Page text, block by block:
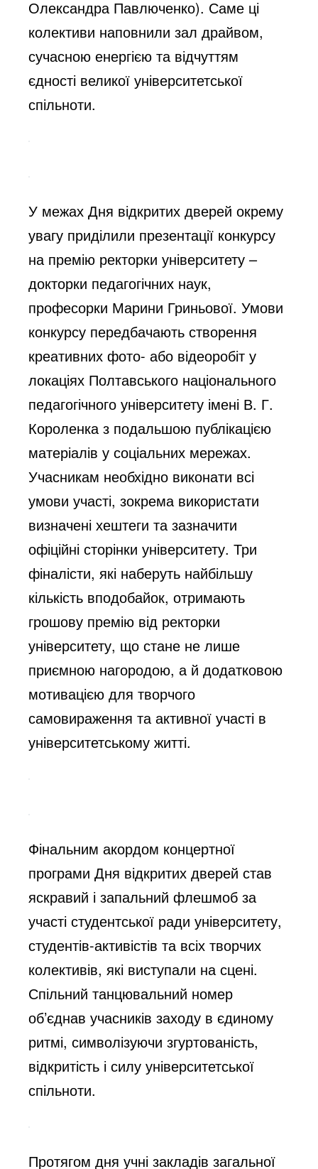
Олександра Павлюченко). Саме ці
колективи наповнили зал драйвом,
сучасною енергією та відчуттям
єдності великої університетської
спільноти.
У межах Дня відкритих дверей окрему
увагу приділили презентації конкурсу
на премію ректорки університету –
докторки педагогічних наук,
професорки Марини Гриньової. Умови
конкурсу передбачають створення
креативних фото- або відеоробіт у
локаціях Полтавського національного
педагогічного університету імені В. Г.
Короленка з подальшою публікацією
матеріалів у соціальних мережах.
Учасникам необхідно виконати всі
умови участі, зокрема використати
визначені хештеги та зазначити
офіційні сторінки університету. Три
фіналісти, які наберуть найбільшу
кількість вподобайок, отримають
грошову премію від ректорки
університету, що стане не лише
приємною нагородою, а й додатковою
мотивацією для творчого
самовираження та активної участі в
університетському житті.
Фінальним акордом концертної
програми Дня відкритих дверей став
яскравий і запальний флешмоб за
участі студентської ради університету,
студентів-активістів та всіх творчих
колективів, які виступали на сцені.
Спільний танцювальний номер
об’єднав учасників заходу в єдиному
ритмі, символізуючи згуртованість,
відкритість і силу університетської
спільноти.
Протягом дня учні закладів загальної